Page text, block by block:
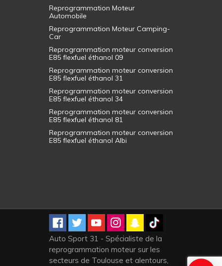
Reprogrammation Moteur
Automobile
Reprogrammation Moteur Camping-
Car
Reprogrammation moteur conversion
E85 flexfuel éthanol 09
Reprogrammation moteur conversion
E85 flexfuel éthanol 31
Reprogrammation moteur conversion
E85 flexfuel éthanol 34
Reprogrammation moteur conversion
E85 flexfuel éthanol 81
Reprogrammation moteur conversion
E85 flexfuel éthanol Albi
Auto Sport 31 - Spécialiste de la
reprogrammation moteur sur les
secteurs de Toulouse et alentours,